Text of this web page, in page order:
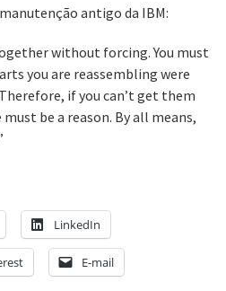
antigo da IBM:
without forcing. You must
you are reassembling were
if you can’t get them
be a reason. By all means,
LinkedIn
E-mail